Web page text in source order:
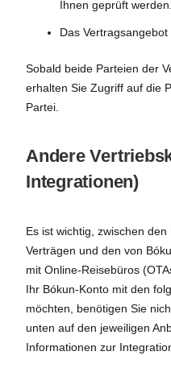
Ihnen geprüft werden.
Das Vertragsangebot
Sobald beide Parteien der
erhalten Sie Zugriff auf die
Partei.
Andere
Integrationen)
Es ist wichtig, zwischen
Verträgen und den von
mit Online-Reisebüros
Ihr Bókun-Konto mit den
möchten, benötigen Sie
unten auf den jeweiligen
Informationen zur